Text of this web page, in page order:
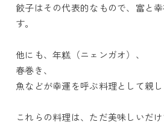
餃子はその代表的なもので、富と
す。
他にも、年糕（ニェンガオ）、
春巻き、
魚などが幸運を呼ぶ料理として親し
これらの料理は、ただ美味しいだ